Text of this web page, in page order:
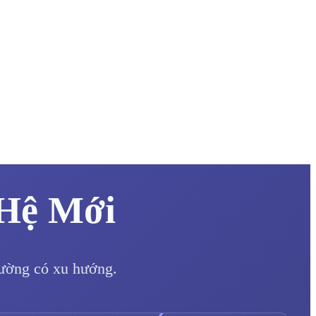
Mới
có xu hướng.